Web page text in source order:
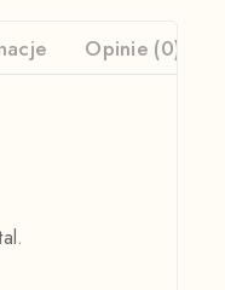
Opinie (0)